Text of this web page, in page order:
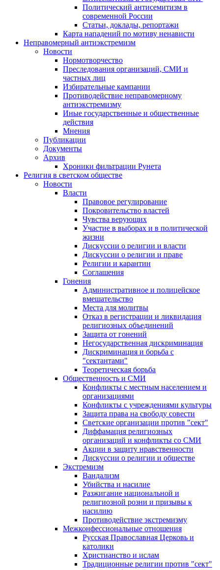
Политический антисемитизм в
современной России
Статьи, доклады, репортажи
Карта нападений по мотиву ненависти
Неправомерный антиэкстремизм
Новости
Нормотворчество
Преследования организаций, СМИ и
частных лиц
Избирательные кампании
Противодействие неправомерному
антиэкстремизму
Иные государственные и общественные
действия
Мнения
Публикации
Документы
Архив
Хроники фильтрации Рунета
Религия в светском обществе
Новости
Власти
Правовое регулирование
Покровительство властей
Чувства верующих
Участие в выборах и в политической
жизни
Дискуссии о религии и власти
Дискуссии о религии и праве
Религии и карантин
Соглашения
Гонения
Административное и полицейское
вмешательство
Места для молитвы
Отказ в регистрации и ликвидация
религиозных объединений
Защита от гонений
Негосударственная дискриминация
Дискриминация и борьба с
"сектантами"
Теоретическая борьба
Общественность и СМИ
Конфликты с местным населением и
организациями
Конфликты с учреждениями культуры
Защита права на свободу совести
Светские организации против "сект"
Диффамация религиозных
организаций и конфликты со СМИ
Акции в защиту нравственности
Дискуссии о религии и обществе
Экстремизм
Вандализм
Убийства и насилие
Разжигание национальной и
религиозной розни и призывы к
насилию
Противодействие экстремизму
Межконфессиональные отношения
Русская Православная Церковь и
католики
Христианство и ислам
Традиционные религии против "сект"